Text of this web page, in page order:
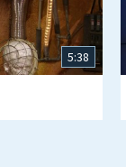
5:38